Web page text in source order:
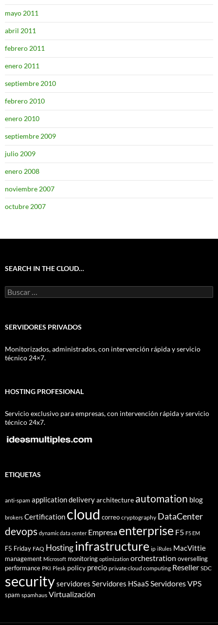
mayo 2011
abril 2011
febrero 2011
enero 2011
septiembre 2010
febrero 2010
enero 2010
septiembre 2009
julio 2009
enero 2008
noviembre 2007
octubre 2007
SEARCH IN THE CLOUD…
Buscar:
SERVIDORES PRIVADOS
Monitorizados, administrados, con intervención rápida y servicio
técnico 24×7.
HOSTING PROFESIONAL
Servicio exclusivo para empresas, con intervención rápida y servicio
técnico 24x7.
ETIQUETAS
anti-spam application deliveryarchitecture automation blog
brokers Certification cloud correo cryptography DataCenter
devops dynamic data center Empresa enterprise F5 F5 EM
F5 Friday FAQ Hostinginfrastructure ip iRules MacVittie
management Microsoft monitoring optimization orchestration overselling
performance PKI Plesk policy precio private cloud computing Reseller SDC
securityservidores Servidores HSaaSServidores VPS
spam spamhaus Virtualización